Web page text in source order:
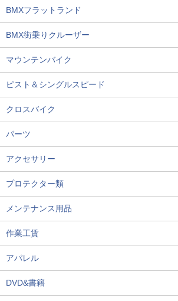
BMXフラットランド
BMX街乗りクルーザー
マウンテンバイク
ピスト＆シングルスピード
クロスバイク
パーツ
アクセサリー
プロテクター類
メンテナンス用品
作業工賃
アパレル
DVD&書籍